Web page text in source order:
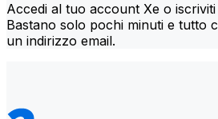
Accedi al tuo account Xe o
Bastano solo pochi minuti e tutto
un indirizzo email.